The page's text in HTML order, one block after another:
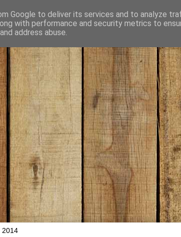
2014
Google to deliver its services and to analyze
with performance and security metrics to
address abuse.